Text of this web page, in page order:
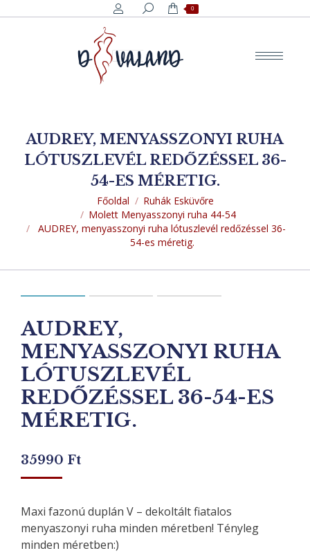
Search: 0
AUDREY, MENYASSZONYI RUHA
LÓTUSZLEVÉL REDŐZÉSSEL 36-
54-ES MÉRETIG.
Főoldal
Ruhák Esküvőre
Molett Menyasszonyi ruha 44-54
AUDREY, menyasszonyi ruha lótuszlevél redőzéssel 36-
54-es méretig.
AUDREY,
MENYASSZONYI RUHA
LÓTUSZLEVÉL
REDŐZÉSSEL 36-54-ES
MÉRETIG.
35990 Ft
Maxi fazonú duplán V – dekoltált fiatalos
menyaszonyi ruha minden méretben! Tényleg
minden méretben:)